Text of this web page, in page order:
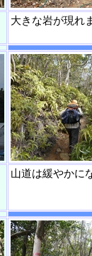
大きな岩が現れ
山道は緩やかに